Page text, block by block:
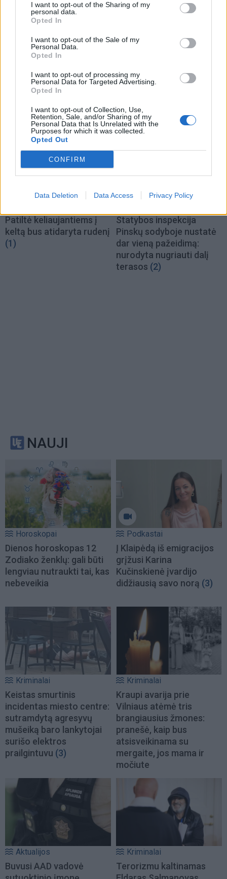
I want to opt-out of the Sharing of my
personal data.
Opted In
I want to opt-out of the Sale of my
Personal Data.
Opted In
I want to opt-out of processing my
Personal Data for Targeted Advertising.
Opted In
I want to opt-out of Collection, Use,
Retention, Sale, and/or Sharing of my
Personal Data that Is Unrelated with the
Purposes for which it was collected.
Opted Out
CONFIRM
Data Deletion Data Access Privacy Policy
Eksperimentas Nidos
uoste: išbandomas būdas
sumažinti vandens
„žydėjimą“
Pirmoji atkurtos
premjerė atgulė amžinojo
poilsio(1)
Patiltė keliaujantiems į
keltą bus atidaryta rudenį
(1)
Statybos inspekcija
Pinskų sodyboje nustatė
dar vieną pažeidimą:
nurodyta nugriauti dalį
terasos (2)
NAUJI
Horoskopai
Dienos horoskopas 12
Zodiako ženklų: gali būti
lengviau nutraukti tai, kas
nebeveikia
Podkastai
Į Klaipėdą iš emigracijos
grįžusi Karina
Kučinskienė įvardijo
didžiausią savo norą (3)
Kriminalai
Keistas smurtinis
incidentas miesto centre:
sutramdytą agresyvų
mušeiką baro lankytojai
surišo elektros
prailgintuvu (3)
Kriminalai
Kraupi avarija prie
Vilniaus atėmė tris
brangiausius žmones:
pranešė, kaip bus
atsisveikinama su
mergaite, jos mama ir
močiute
Aktualijos
Buvusi AAD vadovė
Kriminalai
Terorizmu kaltinamas